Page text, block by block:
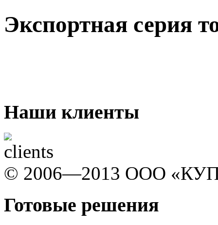
Экспортная серия
Наши клиенты
© 2006—2013 ООО
Готовые решения